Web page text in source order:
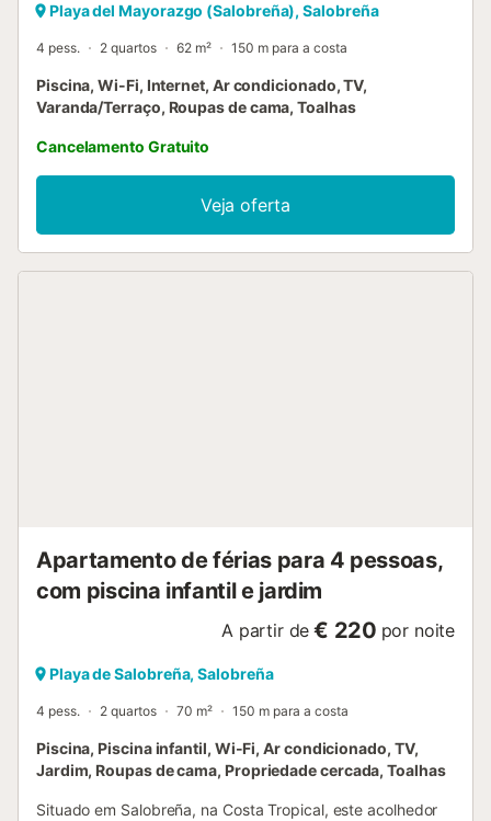
Playa del Mayorazgo (Salobreña), Salobreña
4 pess. 2 quartos 62 m² 150 m para a costa
Piscina, Wi-Fi, Internet, Ar condicionado, TV,
Varanda/Terraço, Roupas de cama, Toalhas
Cancelamento Gratuito
Veja oferta
Apartamento de férias para 4 pessoas,
com piscina infantil e jardim
A partir de € 220 por noite
Playa de Salobreña, Salobreña
4 pess. 2 quartos 70 m² 150 m para a costa
Piscina, Piscina infantil, Wi-Fi, Ar condicionado, TV,
Jardim, Roupas de cama, Propriedade cercada, Toalhas
Situado em Salobreña, na Costa Tropical, este acolhedor